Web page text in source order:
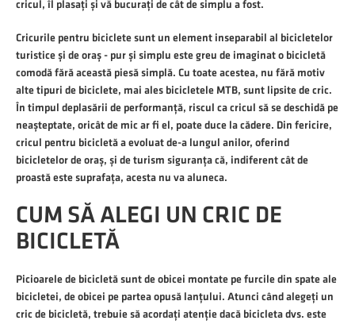
cricul, îl plasați și vă bucurați de cât de simplu a fost.
Cricurile pentru biciclete sunt un element inseparabil al bicicletelor
turistice și de oraș - pur și simplu este greu de imaginat o bicicletă
comodă fără această piesă simplă. Cu toate acestea, nu fără motiv
alte tipuri de biciclete, mai ales bicicletele MTB, sunt lipsite de cric.
În timpul deplasării de performanță, riscul ca cricul să se deschidă pe
neașteptate, oricât de mic ar fi el, poate duce la cădere. Din fericire,
cricul pentru bicicletă a evoluat de-a lungul anilor, oferind
bicicletelor de oraș, și de turism siguranța că, indiferent cât de
proastă este suprafața, acesta nu va aluneca.
CUM SĂ ALEGI UN CRIC DE
BICICLETĂ
Picioarele de bicicletă sunt de obicei montate pe furcile din spate ale
bicicletei, de obicei pe partea opusă lanțului. Atunci când alegeți un
cric de bicicletă, trebuie să acordați atenție dacă bicicleta dvs. este